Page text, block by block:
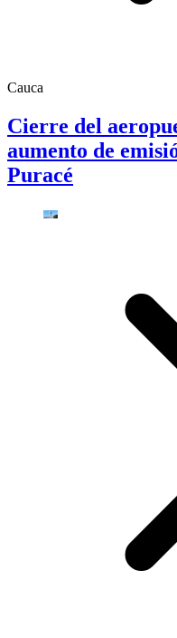
Cauca
Cierre del
aumento de
Puracé